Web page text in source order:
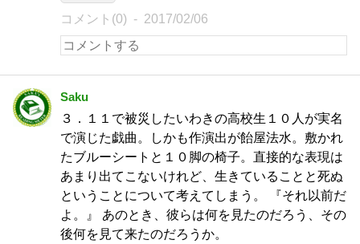
コメント(0) 2017/02/06
Saku
３．１１で被災したいわきの高校生１０人が実名
で演じた戯曲。しかも作演出が飴屋法水。敷かれ
たブルーシートと１０脚の椅子。直接的な表現は
あまり出てこないけれど、生きていることと死ぬ
ということについて考えてしまう。 『それ以前だ
よ。』 あのとき、彼らは何を見たのだろう、その
後何を見て来たのだろうか。